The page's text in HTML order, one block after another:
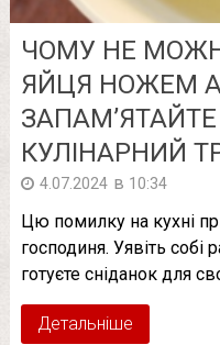
ЧОМУ НЕ
ЯЙЦЯ НОЖЕМ
КУЛІНАРНИЙ
4.07.2024 в 10:34
Цю помилку на кухні
господиня. Уявіть собі
готуєте сніданок для
Детальніше